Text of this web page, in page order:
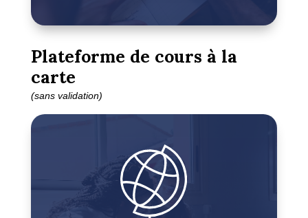
Plateforme de cours à la
carte
(sans validation)